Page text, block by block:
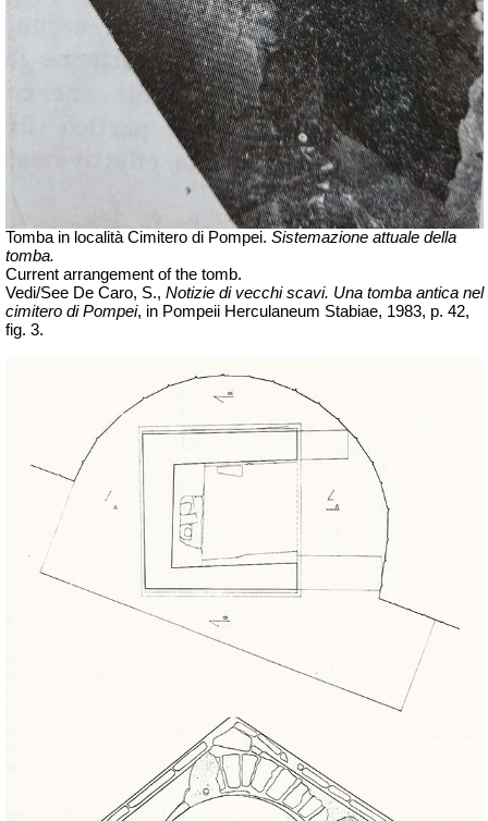
Tomba in località Cimitero di Pompei. Sistemazione attuale della
tomba.
Current arrangement of the tomb.
Vedi/See De Caro, S., Notizie di vecchi scavi. Una tomba antica nel
cimitero di Pompei, in Pompeii Herculaneum Stabiae, 1983, p. 42,
fig. 3.